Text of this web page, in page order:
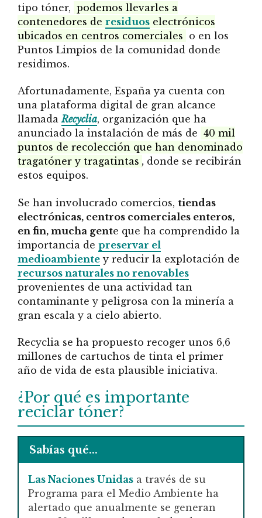
tipo tóner, podemos llevarles a
contenedores de residuos electrónicos
ubicados en centros comerciales o en los
Puntos Limpios de la comunidad donde
residimos.
Afortunadamente, España ya cuenta con
una plataforma digital de gran alcance
llamadaRecyclia, organización que ha
anunciado la instalación de más de 40 mil
puntos de recolección que han denominado
tragatóner y tragatintas , donde se recibirán
estos equipos.
Se han involucrado comercios, tiendas
electrónicas, centros comerciales enteros,
en fin, mucha gente que ha comprendido la
importancia de preservar el
medioambiente y reducir la explotación de
recursos naturales no renovables
provenientes de una actividad tan
contaminante y peligrosa con la minería a
gran escala y a cielo abierto.
Recyclia se ha propuesto recoger unos 6,6
millones de cartuchos de tinta el primer
año de vida de esta plausible iniciativa.
¿Por qué es importante
reciclar tóner?
Sabías qué...
Las Naciones Unidas a través de su
Programa para el Medio Ambiente ha
alertado que anualmente se generan